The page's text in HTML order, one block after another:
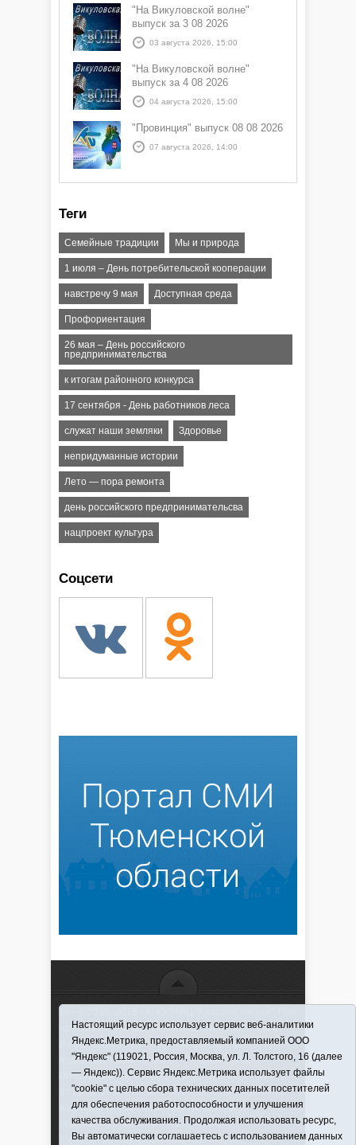
"На Викуловской волне"
выпуск за 3 08 2026
03 августа 2026, 15:00
"На Викуловской волне"
выпуск за 4 08 2026
04 августа 2026, 15:00
"Провинция" выпуск 08 08 2026
07 августа 2026, 14:00
Теги
Семейные традиции Мы и природа
1 июля – День потребительской кооперации
навстречу 9 мая Доступная среда
Профориентация
26 мая – День российского
предпринимательства
к итогам районного конкурса
17 сентября - День работников леса
служат наши земляки Здоровье
непридуманные истории
Лето — пора ремонта
день российского предпринимательсва
нацпроект культура
Соцсети
использовании материалов ссылка обязательна
Информационная лента выходит при финансовой
поддержке правительства Тюменской области
Регистрационный номер СМИ ЭЛ № ФС 77-66066
от 10.06. 2016 г. выдано Федеральной службой по
надзору в сфере связи, информационных
технологий и массовых коммуникаций.
Учредитель (соучредители) Автономная
Настоящий ресурс использует сервис веб-аналитики
Яндекс.Метрика, предоставляемый компанией ООО
"Яндекс" (119021, Россия, Москва, ул. Л. Толстого, 16 (далее
— Яндекс)). Сервис Яндекс.Метрика использует файлы
"cookie" с целью сбора технических данных посетителей
для обеспечения работоспособности и улучшения
качества обслуживания. Продолжая использовать ресурс,
Вы автоматически соглашаетесь с использованием данных